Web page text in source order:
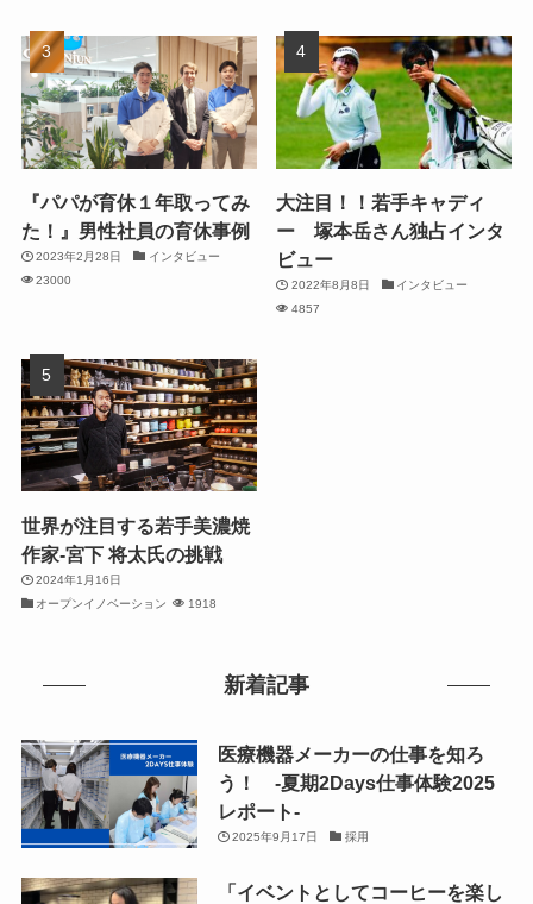
『パパが育休１年取ってみ
た！』男性社員の育休事例
2023年2月28日
インタビュー
23000
大注目！！若手キャディ
ー 塚本岳さん独占インタ
ビュー
2022年8月8日
インタビュー
4857
世界が注目する若手美濃焼
作家-宮下 将太氏の挑戦
2024年1月16日
オープンイノベーション
1918
新着記事
医療機器メーカーの仕事を知ろ
う！ -夏期2Days仕事体験2025
レポート-
2025年9月17日 採用
「イベントとしてコーヒーを楽し